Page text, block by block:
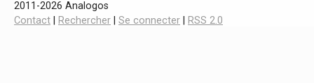
2011-2026 Analogos
Contact
Rechercher Se connecter RSS 2.0